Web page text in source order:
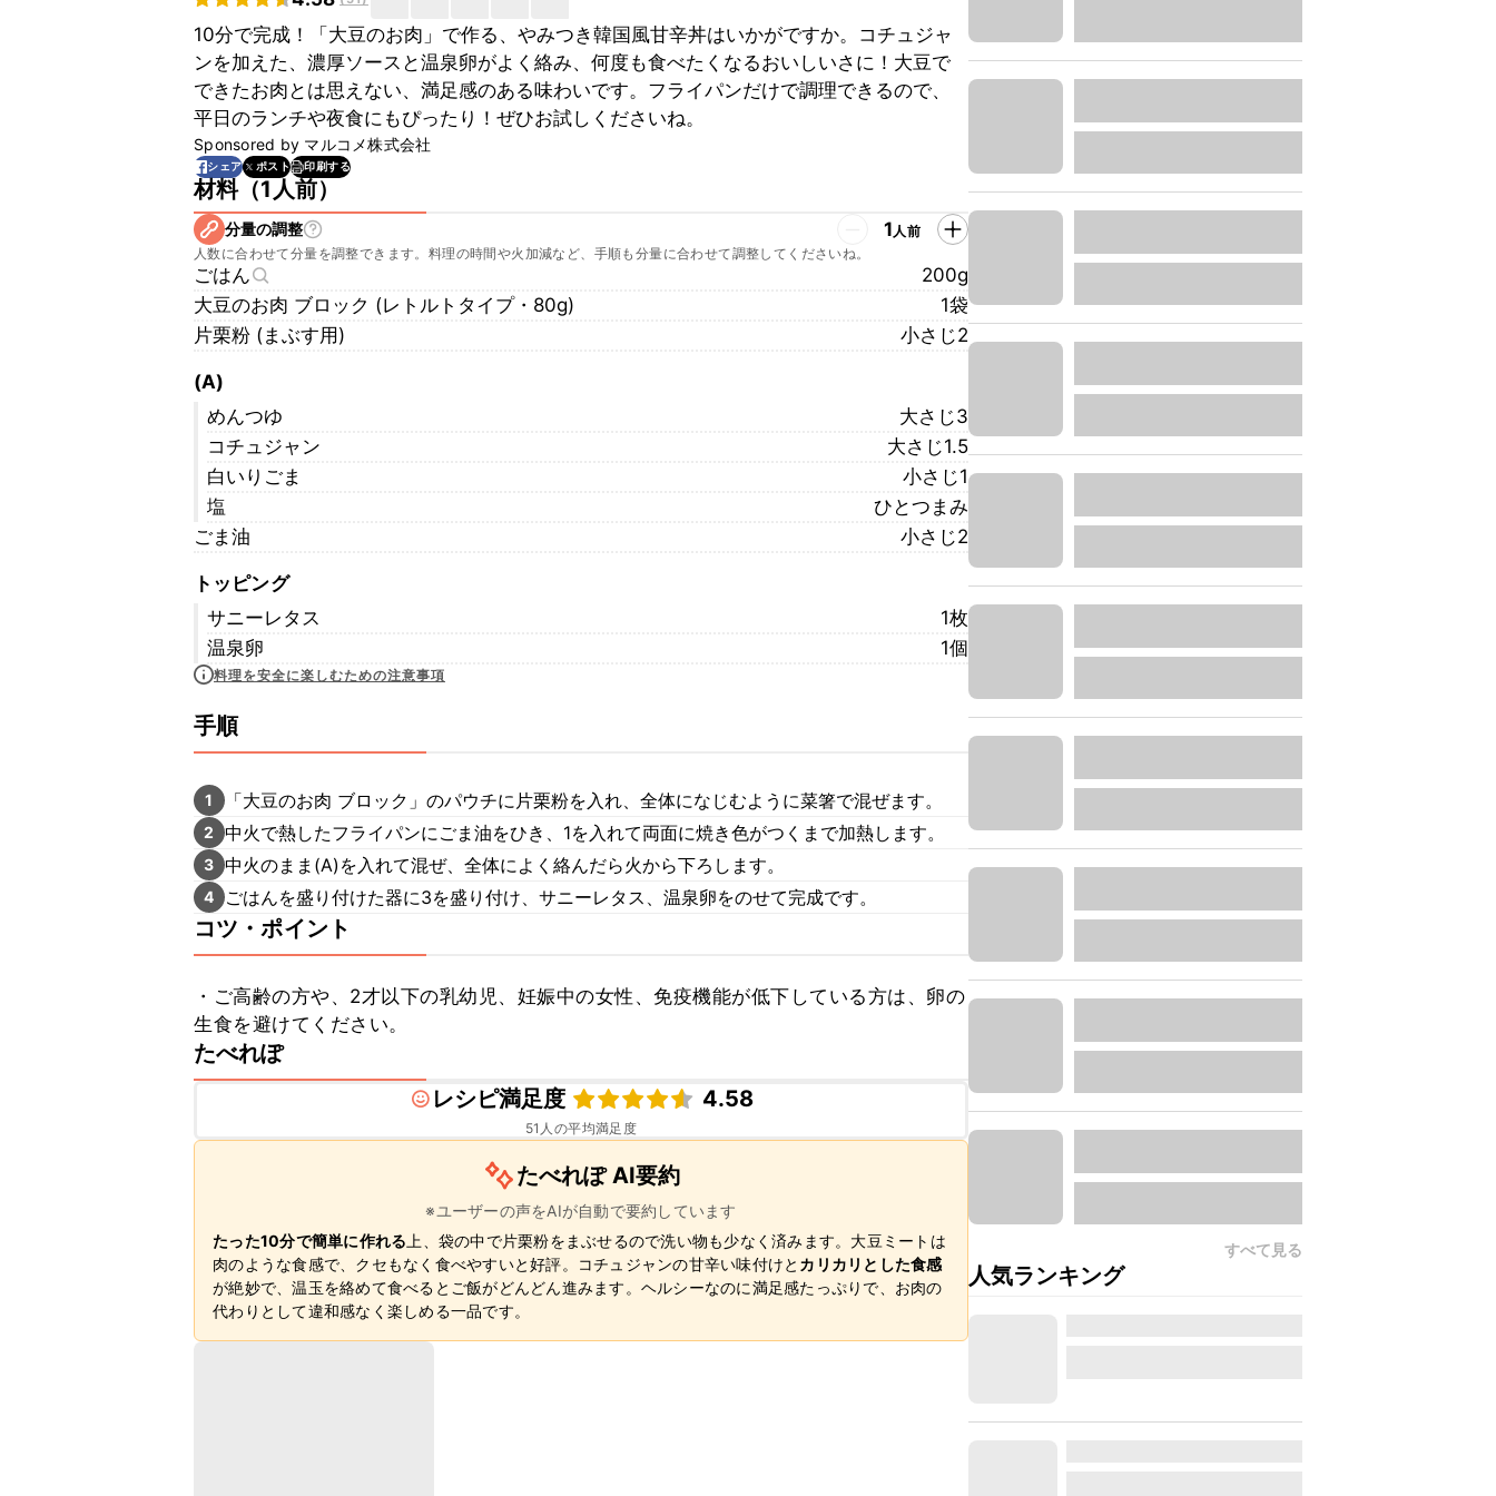
10分で完成！「大豆のお肉」で作る、やみつき韓国風甘辛丼はいかがですか。コチュジャ
ンを加えた、濃厚ソースと温泉卵がよく絡み、何度も食べたくなるおいしいさに！大豆で
できたお肉とは思えない、満足感のある味わいです。フライパンだけで調理できるので、
平日のランチや夜食にもぴったり！ぜひお試しくださいね。
Sponsored by マルコメ株式会社
シェア ポスト 印刷する
材料（1人前）
分量の調整 1人前
人数に合わせて分量を調整できます。料理の時間や火加減など、手順も分量に合わせて調整してくださいね。
ごはん
200g
大豆のお肉 ブロック (レトルトタイプ・80g)
1袋
片栗粉 (まぶす用)
小さじ2
(A)
めんつゆ
大さじ3
コチュジャン
大さじ1.5
白いりごま
小さじ1
塩
ひとつまみ
ごま油
小さじ2
トッピング
サニーレタス
1枚
温泉卵
1個
料理を安全に楽しむための注意事項
手順
1 「大豆のお肉 ブロック」のパウチに片栗粉を入れ、全体になじむように菜箸で混ぜます。
2 中火で熱したフライパンにごま油をひき、1を入れて両面に焼き色がつくまで加熱します。
3 中火のまま(A)を入れて混ぜ、全体によく絡んだら火から下ろします。
4 ごはんを盛り付けた器に3を盛り付け、サニーレタス、温泉卵をのせて完成です。
コツ・ポイント
・ご高齢の方や、2才以下の乳幼児、妊娠中の女性、免疫機能が低下している方は、卵の
生食を避けてください。
たべれぽ
レシピ満足度
4.58
51 人の平均満足度
たべれぽ AI要約
※ユーザーの声をAIが自動で要約しています
たった10分で簡単に作れる 上、袋の中で片栗粉をまぶせるので洗い物も少なく済みます。大豆ミートは
肉のような食感で、クセもなく食べやすいと好評。コチュジャンの甘辛い味付けと カリカリとした食感
が絶妙で、温玉を絡めて食べるとご飯がどんどん進みます。ヘルシーなのに満足感たっぷりで、お肉の
代わりとして違和感なく楽しめる一品です。
すべて見る
人気ランキング